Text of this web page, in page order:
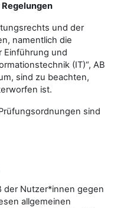
und der
namentlich die
Einführung und
(IT)“, AB
sind zu beachten,
ist.
sind
der Nutzer*innen gegen
allgemeinen